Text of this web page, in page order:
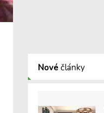
Nové články